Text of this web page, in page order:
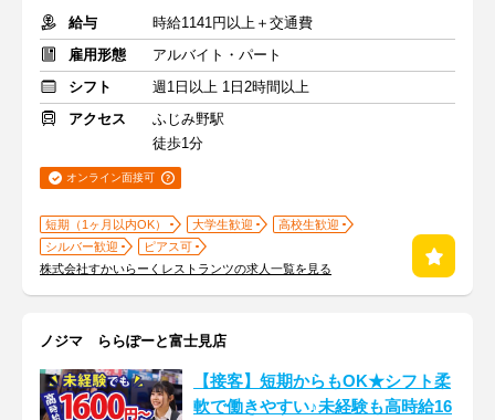
給与
時給1141円以上＋交通費
雇用形態
アルバイト・パート
シフト
週1日以上 1日2時間以上
アクセス
ふじみ野駅
徒歩1分
オンライン面接可
短期（1ヶ月以内OK） 大学生歓迎
高校生歓迎
シルバー歓迎
ピアス可
株式会社すかいらーくレストランツの求人一覧を見る
ノジマ ららぽーと富士見店
【接客】短期からもOK★シフト柔
軟で働きやすい♪未経験も高時給16